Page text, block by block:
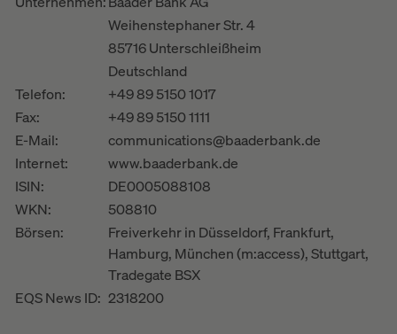
Weihenstephaner Str. 4
85716 Unterschleißheim
Deutschland
Telefon:
+49 89 5150 1017
Fax:
+49 89 5150 1111
E-Mail:
communications@baaderbank.de
Internet:
www.baaderbank.de
ISIN:
DE0005088108
WKN:
508810
Börsen:
Freiverkehr in Düsseldorf, Frankfurt,
Hamburg, München (m:access), Stuttgart,
Tradegate BSX
EQS News ID: 2318200